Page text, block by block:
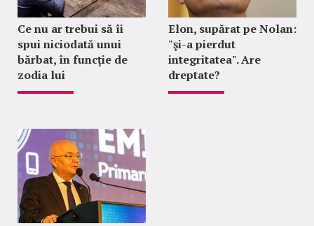
Ce nu ar trebui să îi
spui niciodată unui
bărbat, în funcție de
zodia lui
Elon, supărat pe Nolan:
"şi-a pierdut
integritatea". Are
dreptate?